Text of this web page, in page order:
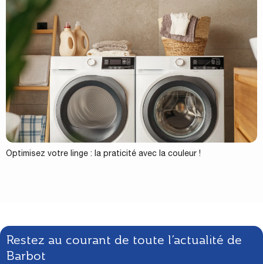
Optimisez votre linge : la praticité avec la couleur !
Restez au courant de toute l’actualité de
Barbot